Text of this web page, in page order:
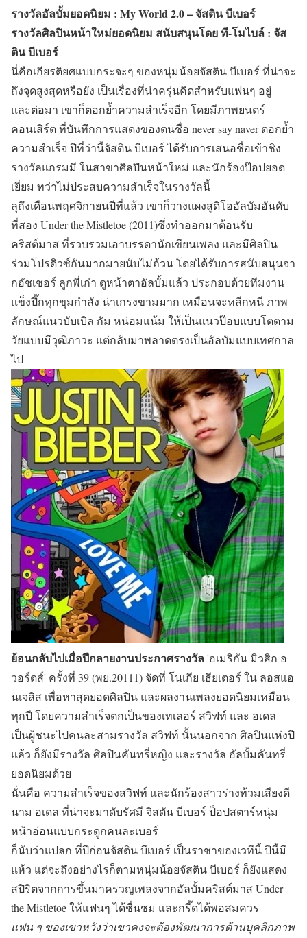
รางวัลอัลบั้มยอดนิยม : My World 2.0 – จัสติน บีเบอร์
รางวัลศิลปินหน้าใหม่ยอดนิยม สนับสนุนโดย ที-โมไบล์ : จัส
ติน บีเบอร์
นี่คือเกียรติยศแบบกระจะๆ ของหนุ่มน้อยจัสติน บีเบอร์ ที่น่าจะ
ถึงจุดสูงสุดหรือยัง เป็นเรื่องที่น่าครุ่นคิดสำหรับแฟนๆ อยู่
และต่อมา เขาก็ตอกย้ำความสำเร็จอีก โดยมีภาพยนตร์
คอนเสิร์ต ที่บันทึกการแสดงของตนชื่อ never say naver ตอกย้ำ
ความสำเร็จ ปีที่ว่านี้จัสติน บีเบอร์ ได้รับการเสนอชื่อเข้าชิง
รางวัลแกรมมี ในสาขาศิลปินหน้าใหม่ และนักร้องป๊อปยอด
เยี่ยม ทว่าไม่ประสบความสำเร็จในรางวัลนี้
ลุถึงเดือนพฤศจิกายนปีที่แล้ว เขาก็วางแผงสูดิโออัลบัมอันดับ
ที่สอง Under the Mistletoe (2011)ซึ่งทำออกมาต้อนรับ
คริสต์มาส ที่รวบรวมเอาบรรดานักเขียนเพลง และมีศิลปิน
ร่วมโปรดิวซ์กันมากมายนับไม่ถ้วน โดยได้รับการสนับสนุนจา
กอัชเชอร์ ลูกพี่เก่า ดูหน้าตาอัลบั้มแล้ว ประกอบด้วยทีมงาน
แข็งปึ๊กทุกขุมกำลัง น่าเกรงขามมาก เหมือนจะหลีกหนี ภาพ
ลักษณ์แนวบับเบิล กัม หน่อมแน้ม ให้เป็นแนวป๊อบแบบโตตาม
วัยแบบมีวุฒิภาวะ แต่กลับมาพลาดตรงเป็นอัลบัมแบบเทศกาล
ไป
ย้อนกลับไปเมื่อปีกลายงานประกาศรางวัล'อเมริกัน มิวสิก อ
วอร์ดส์' ครั้งที่ 39 (พย.20111) จัดที่ โนเกีย เธียเตอร์ ใน ลอสแอ
นเจลิส เพื่อหาสุดยอดศิลปิน และผลงานเพลงยอดนิยมเหมือน
ทุกปี โดยความสำเร็จตกเป็นของเทเลอร์ สวิฟท์ และ อเดล
เป็นผู้ชนะไปคนละสามรางวัล สวิฟท์ นั้นนอกจาก ศิลปินแห่งปี
แล้ว ก็ยังมีรางวัล ศิลปินคันทรี่หญิง และรางวัล อัลบั้มคันทรี่
ยอดนิยมด้วย
นั่นคือ ความสำเร็จของสวิฟท์ และนักร้องสาวร่างท้วมเสียงดี
นาม อเดล ที่น่าจะมาดับรัศมี จิสตัน บีเบอร์ ป็อปสตาร์หนุ่ม
หน้าอ่อนแบบกระดูกคนละเบอร์
ก็นับว่าแปลก ที่ปีก่อนจัสติน บีเบอร์ เป็นราชาของเวทีนี้ ปีนี้มี
แห้ว แต่จะถึงอย่างไรก็ตามหนุ่มน้อยจัสติน บีเบอร์ ก็ยังแสดง
สปิริตจากการขึ้นมาครวญเพลงจากอัลบั้มคริสต์มาส Under
the Mistletoe ให้แฟนๆ ได้ชื่นชม และกรี๊ดได้พอสมควร
แฟน ๆ ของเขาหวังว่าเขาคงจะต้องพัฒนาการด้านบุคลิกภาพ